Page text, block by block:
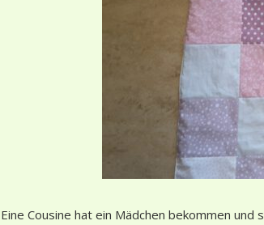
Eine Cousine hat ein Mädchen bekommen